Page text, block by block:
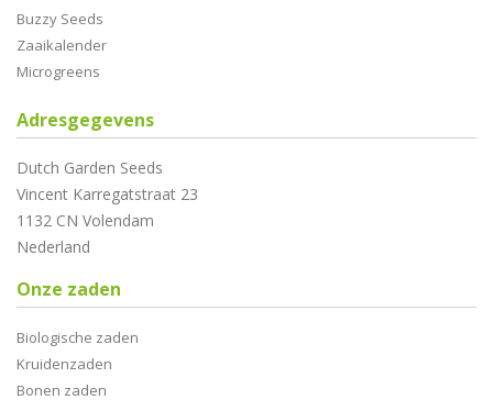
Buzzy Seeds
Zaaikalender
Microgreens
Adresgegevens
Dutch Garden Seeds
Vincent Karregatstraat 23
1132 CN Volendam
Nederland
Onze zaden
Biologische zaden
Kruidenzaden
Bonen zaden